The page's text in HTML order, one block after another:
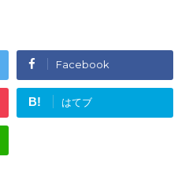
Facebook
B! はてブ